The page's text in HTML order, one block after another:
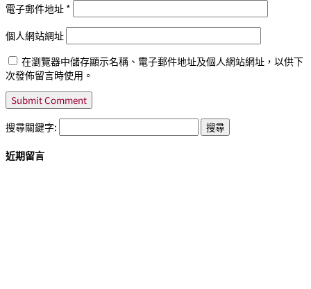
電子郵件地址 *
個人網站網址
在瀏覽器中儲存顯示名稱、電子郵件地址及個人網站網址，以供下
次發佈留言時使用。
搜尋關鍵字:
近期留言